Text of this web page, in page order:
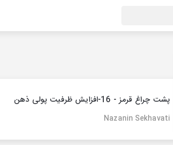
پشت چراغ قرمز - 16-افزایش ظرفیت پولی ذهن
Nazanin Sekhavati